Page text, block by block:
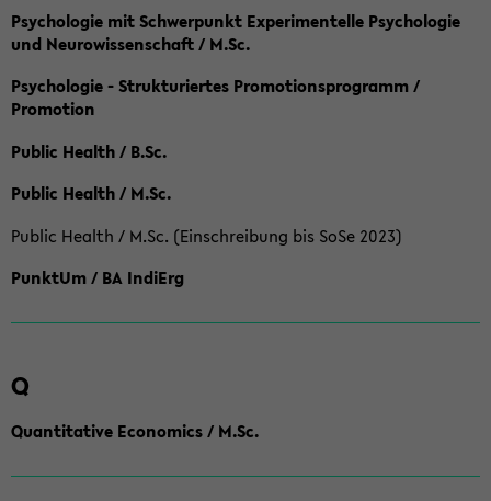
Psychologie mit Schwerpunkt Experimentelle Psychologie
und Neurowissenschaft / M.Sc.
Psychologie - Strukturiertes Promotionsprogramm /
Promotion
Public Health / B.Sc.
Public Health / M.Sc.
Public Health / M.Sc. (Einschreibung bis SoSe 2023)
PunktUm / BA IndiErg
Q
Quantitative Economics / M.Sc.